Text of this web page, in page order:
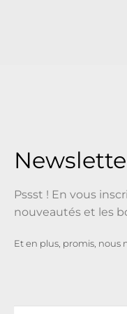
Pssst ! En vous
nouveautés et les
Et en plus, promis, nous